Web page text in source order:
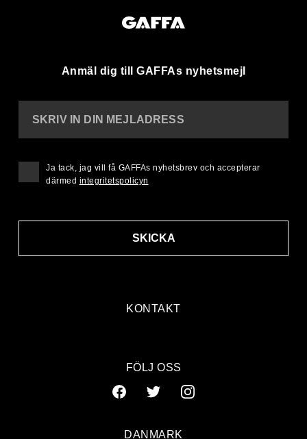
Anmäl dig till GAFFAs nyhetsmejl
KONTAKT
SKRIV IN DIN MEJLADRESS
SKICKA
Ja tack, jag vill få GAFFAs nyhetsbrev och accepterar
därmed integritetspolicyn
FÖLJ OSS
DANMARK